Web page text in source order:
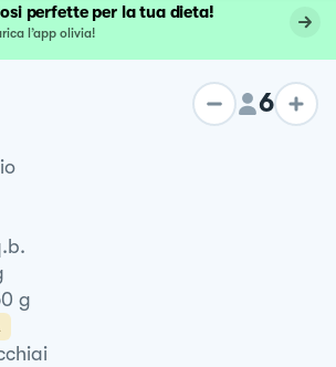
perfette per la tua dieta!
l’app olivia!
6
g